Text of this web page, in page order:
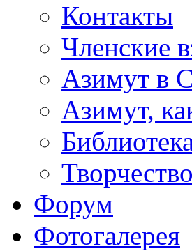
Контакты
Членские
Азимут в
Азимут,
Творчество
Форум
Фотогалерея